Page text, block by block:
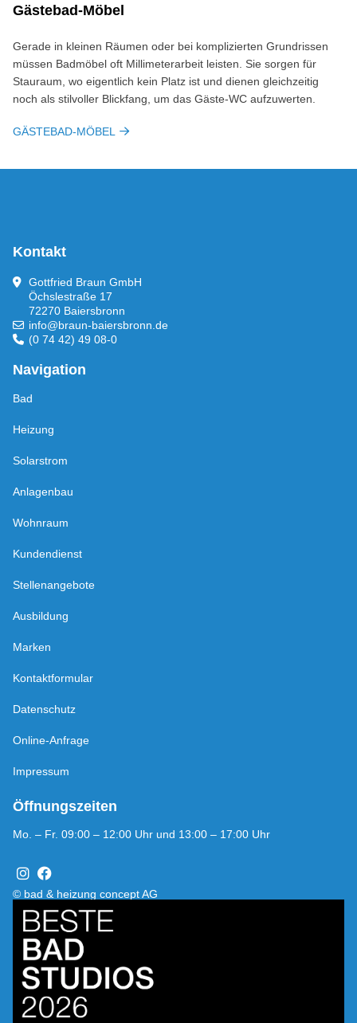
Gästebad-Möbel
Gerade in kleinen Räumen oder bei komplizierten Grundrissen
müssen Badmöbel oft Millimeterarbeit leisten. Sie sorgen für
Stauraum, wo eigentlich kein Platz ist und dienen gleichzeitig
noch als stilvoller Blickfang, um das Gäste-WC aufzuwerten.
GÄSTEBAD-MÖBEL
© bad & heizung concept AG
Kontakt
Gottfried Braun GmbH
Öchslestraße 17
72270 Baiersbronn
info@braun-baiersbronn.de
(0 74 42) 49 08-0
Navigation
Bad
Heizung
Solarstrom
Anlagenbau
Wohnraum
Kundendienst
Stellenangebote
Ausbildung
Marken
Kontaktformular
Datenschutz
Online-Anfrage
Impressum
Öffnungszeiten
Mo. – Fr. 09:00 – 12:00 Uhr und 13:00 – 17:00 Uhr